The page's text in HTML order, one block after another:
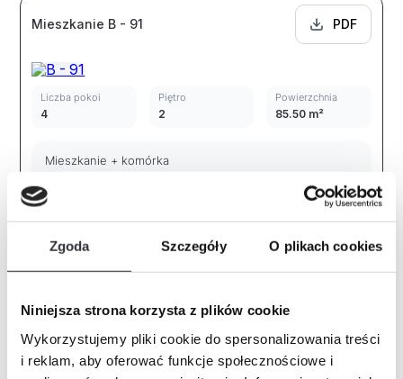
Zgoda Szczegóły O plikach cookies
Niniejsza strona korzysta z plików cookie
Wykorzystujemy pliki cookie do spersonalizowania treści
i reklam, aby oferować funkcje społecznościowe i
Mieszkanie B - 91 PDF
Liczba pokoi
4
Piętro
2
Powierzchnia
85.50 m²
Mieszkanie + komórka
1 240 270,00 zł
Komórka lokatorska
Numer
K58
Powierzchnia
Zapytaj o mieszkanie